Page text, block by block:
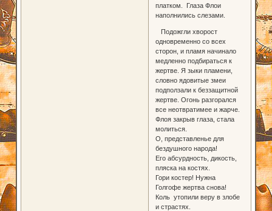
платком. Глаза Флои
наполнились слезами.
Подожгли хворост
одновременно со всех
сторон, и пламя начинало
медленно подбираться к
жертве. Я зыки пламени,
словно ядовитые змеи
подползали к беззащитной
жертве. Огонь разгорался
все неотвратимее и жарче.
Флоя закрыв глаза, стала
молиться.
О, представленье для
бездушного народа!
Его абсурдность, дикость,
пляска на костях.
Гори костер! Нужна
Голгофе жертва снова!
Коль утопили веру в злобе
и страстях.